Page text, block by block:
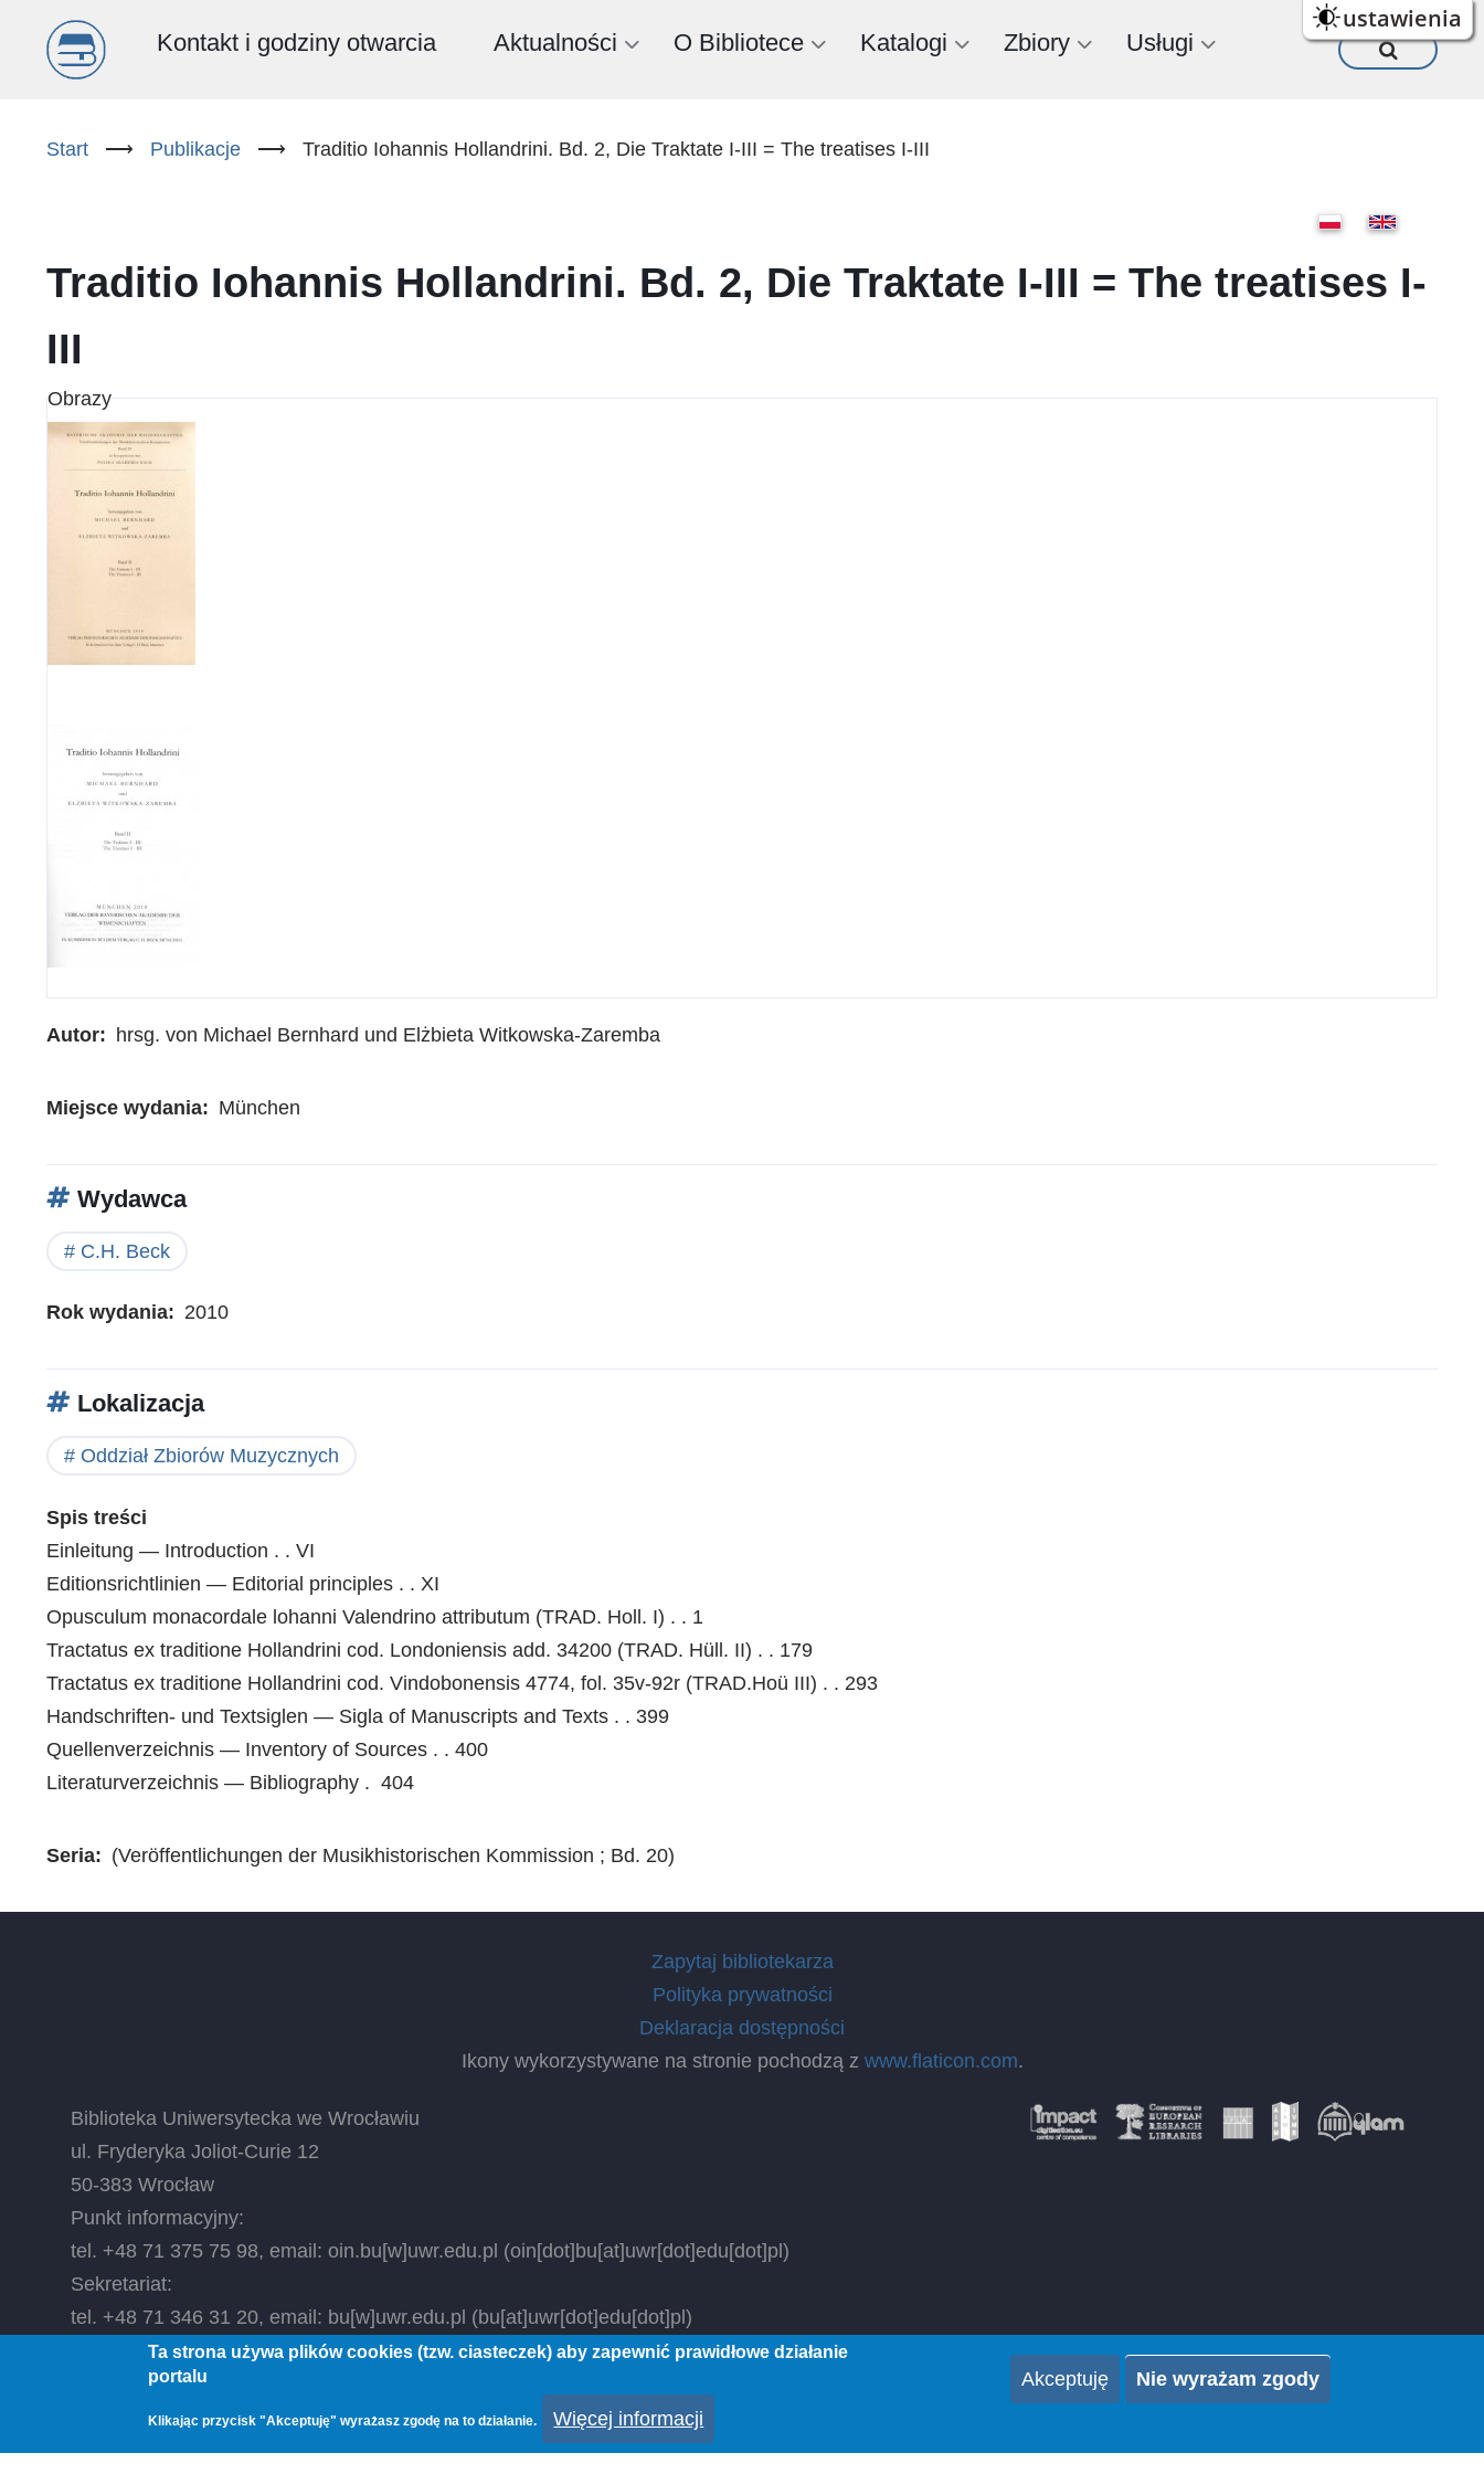
ustawienia
Menu
(PL)
Kontakt i godziny otwarcia Aktualności O Bibliotece Katalogi Zbiory Usługi
Start ⟶ Publikacje ⟶ Traditio Iohannis Hollandrini. Bd. 2, Die Traktate I-III = The treatises I-III
Traditio Iohannis Hollandrini. Bd. 2, Die Traktate I-III = The treatises I-
III
Obrazy
Autor hrsg. von Michael Bernhard und Elżbieta Witkowska-Zaremba
Miejsce wydania München
Wydawca
C.H. Beck
Rok wydania 2010
Lokalizacja
Oddział Zbiorów Muzycznych
Spis treści
Einleitung — Introduction . . VI
Editionsrichtlinien — Editorial principles . . XI
Opusculum monacordale lohanni Valendrino attributum (TRAD. Holl. I) . . 1
Tractatus ex traditione Hollandrini cod. Londoniensis add. 34200 (TRAD. Hüll. II) . . 179
Tractatus ex traditione Hollandrini cod. Vindobonensis 4774, fol. 35v-92r (TRAD.Hoü III) . . 293
Handschriften- und Textsiglen — Sigla of Manuscripts and Texts . . 399
Quellenverzeichnis — Inventory of Sources . . 400
Literaturverzeichnis — Bibliography . 404
Seria (Veröffentlichungen der Musikhistorischen Kommission ; Bd. 20)
Zapytaj bibliotekarza
Polityka prywatności
Deklaracja dostępności
Ikony wykorzystywane na stronie pochodzą z www.flaticon.com.
Biblioteka Uniwersytecka we Wrocławiu
ul. Fryderyka Joliot-Curie 12
50-383 Wrocław
Punkt informacyjny:
tel. +48 71 375 75 98, email: oin.bu[w]uwr.edu.pl (oin[dot]bu[at]uwr[dot]edu[dot]pl)
Sekretariat:
tel. +48 71 346 31 20, email: bu[w]uwr.edu.pl (bu[at]uwr[dot]edu[dot]pl)
© 2026 Biblioteka Uniwersytecka we Wrocławiu, All rights reserved.
Ta strona używa plików cookies (tzw. ciasteczek) aby zapewnić prawidłowe działanie
portalu
Klikając przycisk "Akceptuję" wyrażasz zgodę na to działanie. Więcej informacji
Akceptuję Nie wyrażam zgody